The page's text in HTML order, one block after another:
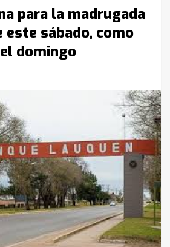
para la madrugada
este sábado, como
domingo